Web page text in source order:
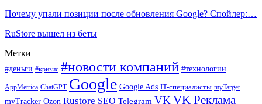
Почему упали позиции после обновления Google? Спойлер:…
RuStore вышел из беты
Метки
#деньги #кризис #новости компаний #технологии
AppMetrica ChatGPT Google Google Ads IT-специалисты myTarget
myTracker Ozon Rustore SEO Telegram VK VK Реклама